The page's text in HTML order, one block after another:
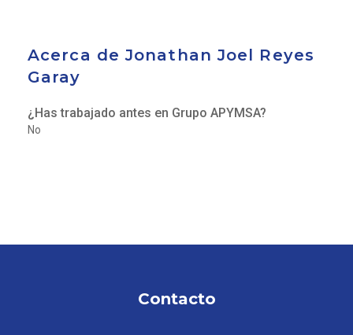
Acerca de Jonathan Joel Reyes
Garay
¿Has trabajado antes en Grupo APYMSA?
No
Contacto